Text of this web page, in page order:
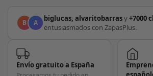
B A biglucas, alvaritobarrasy+7000
entusiasmados con ZapasPlus.
Envío gratuito a España